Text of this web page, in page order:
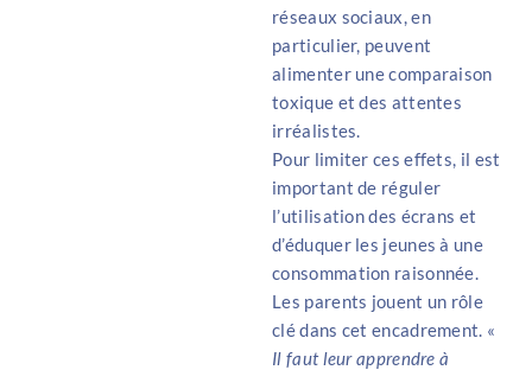
réseaux sociaux, en
particulier, peuvent
alimenter une comparaison
toxique et des attentes
irréalistes.
Pour limiter ces effets, il est
important de réguler
l’utilisation des écrans et
d’éduquer les jeunes à une
consommation raisonnée.
Les parents jouent un rôle
clé dans cet encadrement. «
Il faut leur apprendre à